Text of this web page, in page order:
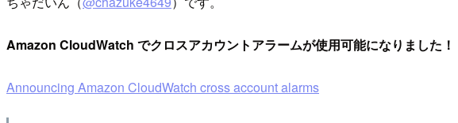
Amazon CloudWatch でクロスアカウントアラームが使用可能になりました！
Announcing Amazon CloudWatch cross account alarms